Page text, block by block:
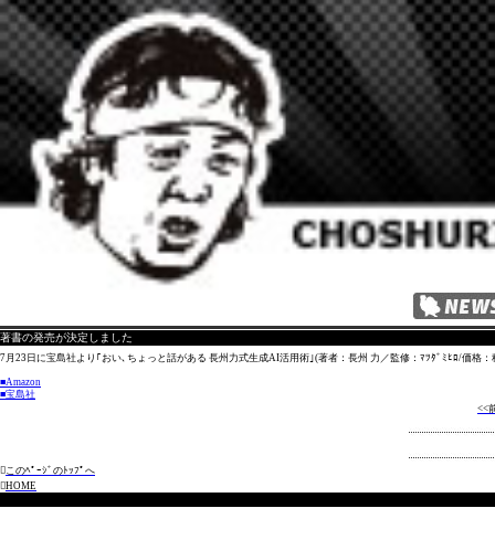
著書の発売が決定しました
7月23日に宝島社より｢おい､ちょっと話がある 長州力式生成AI活用術｣(著者：長州 力／監修：ﾏﾂﾀﾞﾐﾋﾛ/価格
■Amazon
■宝島社
<<
 このﾍﾟｰｼﾞのﾄｯﾌﾟへ
HOME